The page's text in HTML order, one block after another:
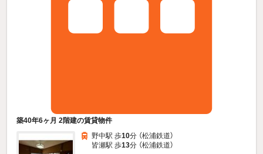
築40年6ヶ月 2階建の賃貸物件
野中駅 歩10分 （松浦鉄道）
皆瀬駅 歩13分 （松浦鉄道）